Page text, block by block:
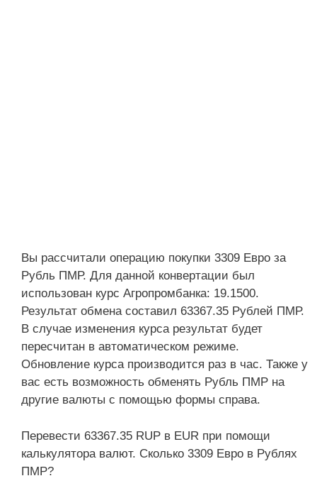
Вы рассчитали операцию покупки 3309 Евро за
Рубль ПМР. Для данной конвертации был
использован курс Агропромбанка: 19.1500.
Результат обмена составил 63367.35 Рублей ПМР.
В случае изменения курса результат будет
пересчитан в автоматическом режиме.
Обновление курса производится раз в час. Также у
вас есть возможность обменять Рубль ПМР на
другие валюты с помощью формы справа.
Перевести 63367.35 RUP в EUR при помощи
калькулятора валют. Сколько 3309 Евро в Рублях
ПМР?